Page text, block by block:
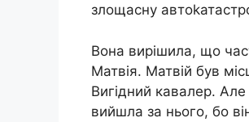
злощасну
Вона вирішила, що
Матвія. Матвій був
Вигідний кавалер.
вийшла за нього, бо